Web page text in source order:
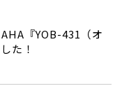
『YOB-431（オ
た！